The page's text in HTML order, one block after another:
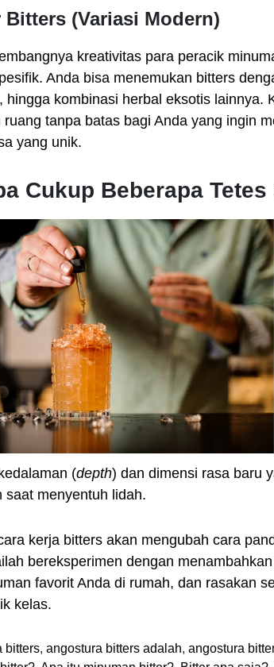
Bitters (Variasi Modern)
kreativitas para peracik
Anda bisa menemukan bitters
hingga kombinasi herbal eksotis lainnya.
ruang tanpa batas bagi Anda yang ingin
yang unik.
Cukup Beberapa Tetes
(depth) dan dimensi rasa baru
saat menyentuh lidah.
kerja bitters akan mengubah cara
bereksperimen dengan
favorit Anda di rumah, dan rasakan
kelas.
bitters, angostura bitters adalah, angostura